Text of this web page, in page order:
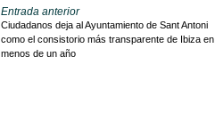
Entrada anterior
Ciudadanos deja al Ayuntamiento de Sant Antoni
como el consistorio más transparente de Ibiza en
menos de un año